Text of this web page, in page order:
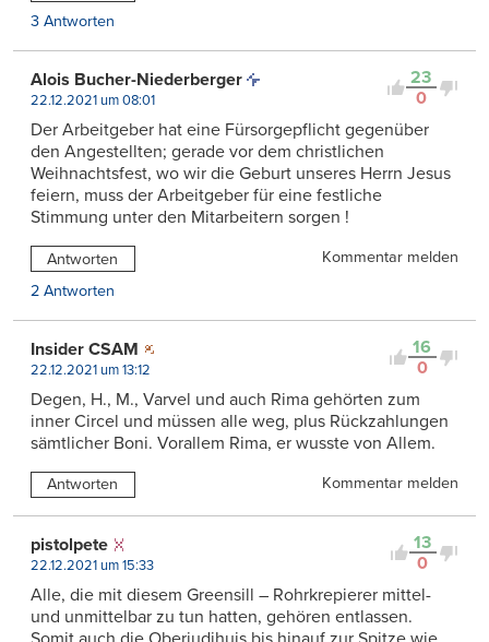
3 Antworten
23
0
Alois Bucher-Niederberger
22.12.2021 um 08:01
Der Arbeitgeber hat eine Fürsorgepflicht gegenüber
den Angestellten; gerade vor dem christlichen
Weihnachtsfest, wo wir die Geburt unseres Herrn Jesus
feiern, muss der Arbeitgeber für eine festliche
Stimmung unter den Mitarbeitern sorgen !
Antworten
Kommentar melden
2 Antworten
16
0
Insider CSAM
22.12.2021 um 13:12
Degen, H., M., Varvel und auch Rima gehörten zum
inner Circel und müssen alle weg, plus Rückzahlungen
sämtlicher Boni. Vorallem Rima, er wusste von Allem.
Antworten Kommentar melden
13
0
pistolpete
22.12.2021 um 15:33
Alle, die mit diesem Greensill – Rohrkrepierer mittel-
und unmittelbar zu tun hatten, gehören entlassen.